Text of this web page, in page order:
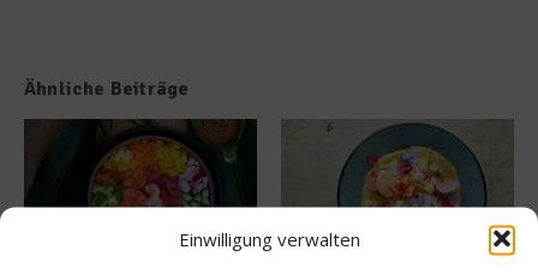
Einwilligung verwalten
Ähnliche Beiträge